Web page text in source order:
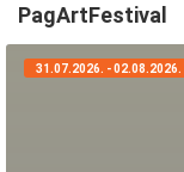
PagArtFestival
31.07.2026. - 02.08.2026.